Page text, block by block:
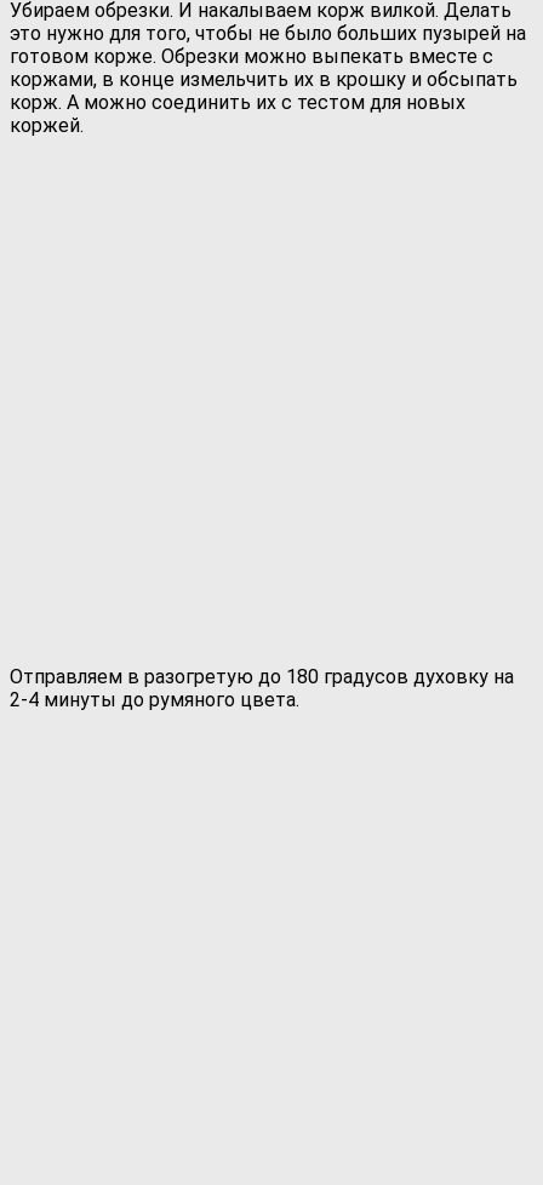
Убираем обрезки. И накалываем корж вилкой. Делать
это нужно для того, чтобы не было больших пузырей на
готовом корже. Обрезки можно выпекать вместе с
коржами, в конце измельчить их в крошку и обсыпать
корж. А можно соединить их с тестом для новых
коржей.
Отправляем в разогретую до 180 градусов духовку на
2-4 минуты до румяного цвета.